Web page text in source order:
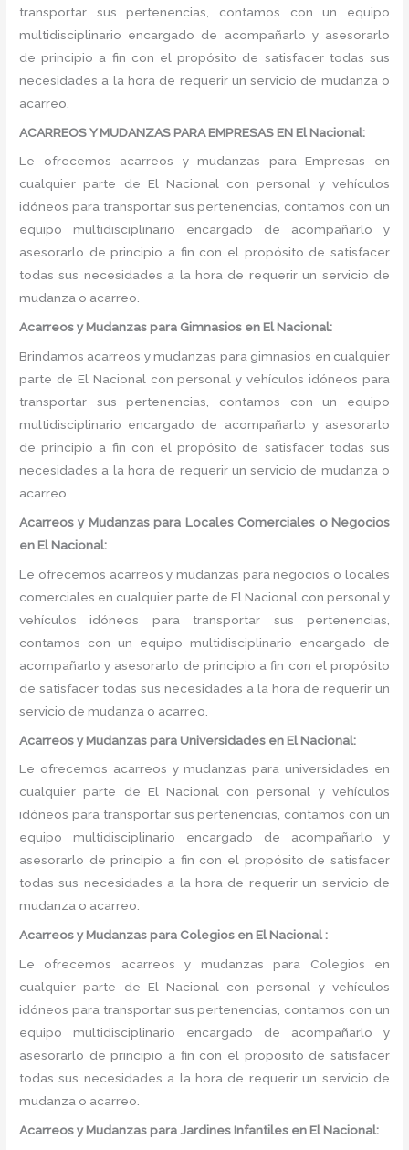
transportar sus pertenencias, contamos con un equipo
multidisciplinario encargado de acompañarlo y asesorarlo
de principio a fin con el propósito de satisfacer todas sus
necesidades a la hora de requerir un servicio de mudanza o
acarreo.
ACARREOS Y MUDANZAS PARA EMPRESAS EN El Nacional:
Le ofrecemos acarreos y mudanzas para Empresas en
cualquier parte de El Nacional con personal y vehículos
idóneos para transportar sus pertenencias, contamos con un
equipo multidisciplinario encargado de acompañarlo y
asesorarlo de principio a fin con el propósito de satisfacer
todas sus necesidades a la hora de requerir un servicio de
mudanza o acarreo.
Acarreos y Mudanzas para Gimnasios en El Nacional:
Brindamos acarreos y mudanzas para gimnasios en cualquier
parte de El Nacional con personal y vehículos idóneos para
transportar sus pertenencias, contamos con un equipo
multidisciplinario encargado de acompañarlo y asesorarlo
de principio a fin con el propósito de satisfacer todas sus
necesidades a la hora de requerir un servicio de mudanza o
acarreo.
Acarreos y Mudanzas para Locales Comerciales o Negocios
en El Nacional:
Le ofrecemos acarreos y mudanzas para negocios o locales
comerciales en cualquier parte de El Nacional con personal y
vehículos idóneos para transportar sus pertenencias,
contamos con un equipo multidisciplinario encargado de
acompañarlo y asesorarlo de principio a fin con el propósito
de satisfacer todas sus necesidades a la hora de requerir un
servicio de mudanza o acarreo.
Acarreos y Mudanzas para Universidades en El Nacional:
Le ofrecemos acarreos y mudanzas para universidades en
cualquier parte de El Nacional con personal y vehículos
idóneos para transportar sus pertenencias, contamos con un
equipo multidisciplinario encargado de acompañarlo y
asesorarlo de principio a fin con el propósito de satisfacer
todas sus necesidades a la hora de requerir un servicio de
mudanza o acarreo.
Acarreos y Mudanzas para Colegios en El Nacional :
Le ofrecemos acarreos y mudanzas para Colegios en
cualquier parte de El Nacional con personal y vehículos
idóneos para transportar sus pertenencias, contamos con un
equipo multidisciplinario encargado de acompañarlo y
asesorarlo de principio a fin con el propósito de satisfacer
todas sus necesidades a la hora de requerir un servicio de
mudanza o acarreo.
Acarreos y Mudanzas para Jardines Infantiles en El Nacional: